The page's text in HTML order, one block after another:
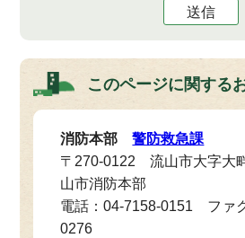
送信
このページに関する
消防本部警防救急課
〒270-0122 流山市大字大
山市消防本部
電話：04-7158-0151 ファ
0276